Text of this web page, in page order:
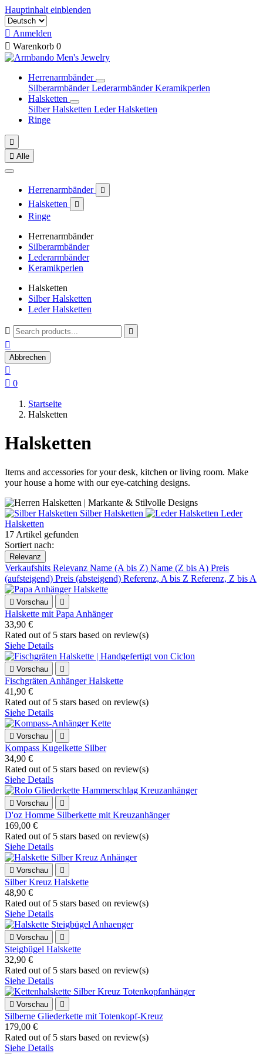
Hauptinhalt einblenden
 Anmelden
 Warenkorb 0
Herrenarmbänder
SilberarmbänderLederarmbänderKeramikperlen
Halsketten
Silber Halsketten Leder Halsketten
Ringe

 Alle
Herrenarmbänder 
Halsketten 
Ringe
Herrenarmbänder
Silberarmbänder
Lederarmbänder
Keramikperlen
Halsketten
Silber Halsketten
Leder Halsketten
 

Abbrechen

 0
Startseite
Halsketten
Halsketten
Items and accessories for your desk, kitchen or living room. Make
your house a home with our eye-catching designs.
Silber Halsketten
Leder
Halsketten
17 Artikel gefunden
Sortiert nach:
Relevanz
Verkaufshits Relevanz Name (A bis Z) Name (Z bis A) Preis
(aufsteigend) Preis (absteigend) Referenz, A bis Z Referenz, Z bis A
 Vorschau 
Halskette mit Papa Anhänger
33,90 €
Rated out of 5 stars based on review(s)
Siehe Details
 Vorschau 
Fischgräten Anhänger Halskette
41,90 €
Rated out of 5 stars based on review(s)
Siehe Details
 Vorschau 
Kompass Kugelkette Silber
34,90 €
Rated out of 5 stars based on review(s)
Siehe Details
 Vorschau 
D'oz Homme Silberkette mit Kreuzanhänger
169,00 €
Rated out of 5 stars based on review(s)
Siehe Details
 Vorschau 
Silber Kreuz Halskette
48,90 €
Rated out of 5 stars based on review(s)
Siehe Details
 Vorschau 
Steigbügel Halskette
32,90 €
Rated out of 5 stars based on review(s)
Siehe Details
 Vorschau 
Silberne Gliederkette mit Totenkopf-Kreuz
179,00 €
Rated out of 5 stars based on review(s)
Siehe Details